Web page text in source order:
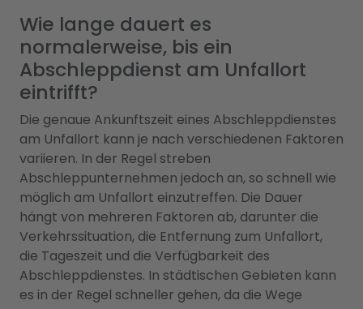
Wie lange dauert es
normalerweise, bis ein
Abschleppdienst am Unfallort
eintrifft?
Die genaue Ankunftszeit eines Abschleppdienstes
am Unfallort kann je nach verschiedenen Faktoren
variieren. In der Regel streben
Abschleppunternehmen jedoch an, so schnell wie
möglich am Unfallort einzutreffen. Die Dauer
hängt von mehreren Faktoren ab, darunter die
Verkehrssituation, die Entfernung zum Unfallort,
die Tageszeit und die Verfügbarkeit des
Abschleppdienstes. In städtischen Gebieten kann
es in der Regel schneller gehen, da die Wege